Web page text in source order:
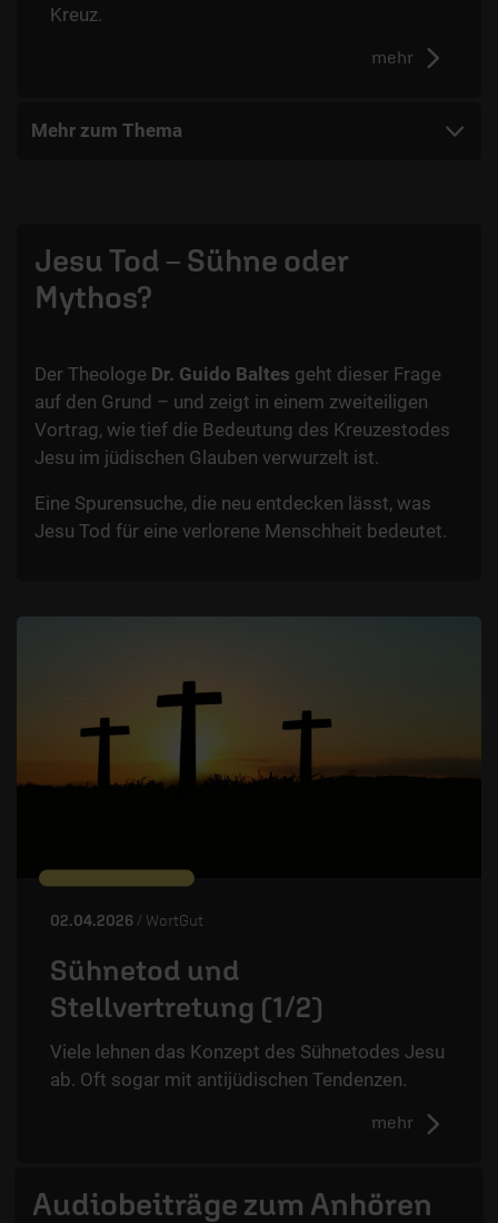
Kreuz.
mehr
Mehr zum Thema
Jesu Tod – Sühne oder
Mythos?
Der Theologe Dr. Guido Baltes geht dieser Frage
auf den Grund – und zeigt in einem zweiteiligen
Vortrag, wie tief die Bedeutung des Kreuzestodes
Jesu im jüdischen Glauben verwurzelt ist.
Eine Spurensuche, die neu entdecken lässt, was
Jesu Tod für eine verlorene Menschheit bedeutet.
02.04.2026 / WortGut
Sühnetod und
Stellvertretung (1/2)
Viele lehnen das Konzept des Sühnetodes Jesu
ab. Oft sogar mit antijüdischen Tendenzen.
mehr
Audiobeiträge zum Anhören